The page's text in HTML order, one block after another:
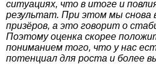
ситуациях, что в итоге и
результат. При этом мы снова
призёров, а это говорит о
Поэтому оценка скорее
пониманием того, что у нас
потенциал для роста и более